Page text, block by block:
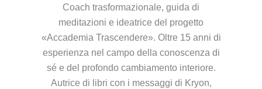
Coach trasformazionale, guida di
meditazioni e ideatrice del progetto
«Accademia Trascendere». Oltre 15 anni di
esperienza nel campo della conoscenza di
sé e del profondo cambiamento interiore.
Autrice di libri con i messaggi di Kryon,